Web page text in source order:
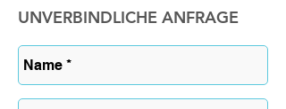
UNVERBINDLICHE ANFRAGE